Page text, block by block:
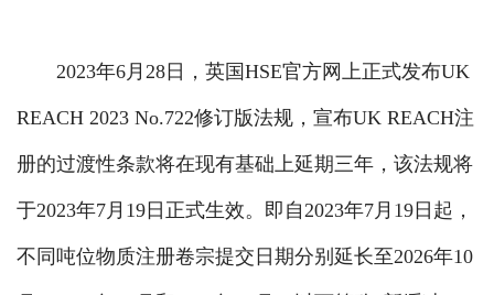
2023年6月28日，英国HSE官方网上正式发布UK
REACH 2023 No.722修订版法规，宣布UK REACH注
册的过渡性条款将在现有基础上延期三年，该法规将
于2023年7月19日正式生效。即自2023年7月19日起，
不同吨位物质注册卷宗提交日期分别延长至2026年10